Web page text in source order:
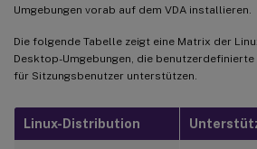
Umgebungen vorab auf dem VDA installieren.
Die folgende Tabelle zeigt eine Matrix der
Desktop-Umgebungen, die
für Sitzungsbenutzer unterstützen.
Linux-Distribution